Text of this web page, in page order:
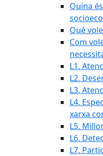
Quina
Què
Com
L1.
L2.
L3.
L4.
xarxa
L5.
L6.
L7.